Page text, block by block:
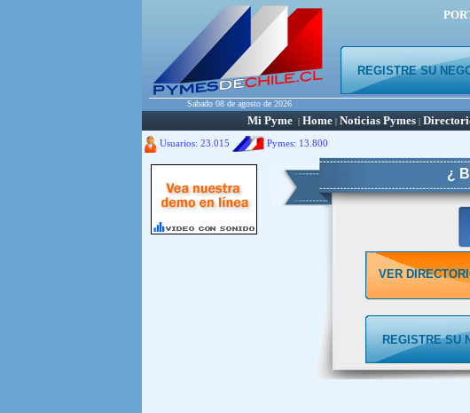
REGISTRE SU
Sabado 08 de agosto de 2026
Mi Pyme | Home | Noticias Pymes |
Usuarios: 23.015 Pymes: 13.800
¿
VER
REGISTRE SU